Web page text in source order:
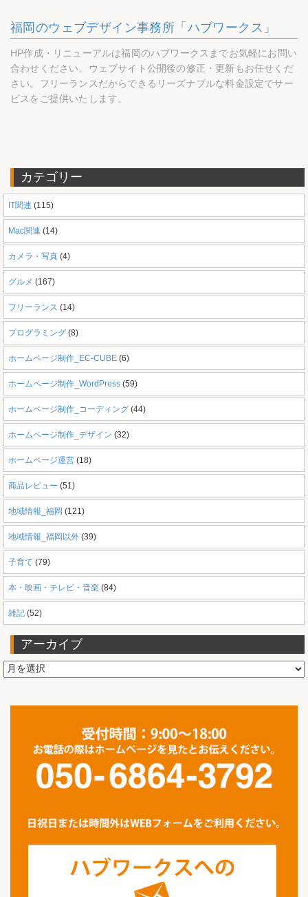
福岡のウェブデザイン事務所「ハブワークス」
HP作成・リニューアルは福岡のハブワークスまでお気軽にお問い
合わせください。ウェブサイト公開後の修正・更新もお任せくだ
さい。フリーランスだからできるリーズナブルな料金設定でサー
ビスをご提供いたします。
カテゴリー
IT関連 (115)
Mac関連 (14)
カメラ・写真 (4)
グルメ (167)
フリーランス (14)
プログラミング (8)
ホームページ制作_EC-CUBE (6)
ホームページ制作_WordPress (59)
ホームページ制作_コーディング (44)
ホームページ制作_デザイン (32)
ホームページ運営 (18)
商品レビュー (51)
地域情報_福岡 (121)
地域情報_福岡以外 (39)
子育て (79)
本・映画・テレビ・音楽 (84)
雑記 (52)
アーカイブ
ア
ー
イ